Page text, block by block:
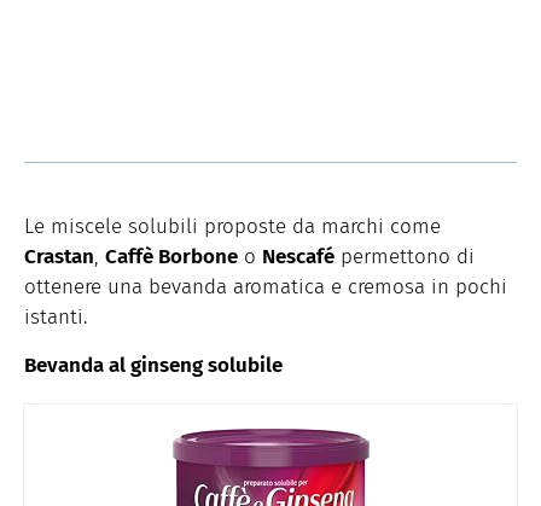
Le miscele solubili proposte da marchi come
Crastan, Caffè Borbone o Nescafé permettono di
ottenere una bevanda aromatica e cremosa in pochi
istanti.
Bevanda al ginseng solubile